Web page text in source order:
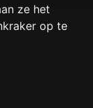
ze het
op te